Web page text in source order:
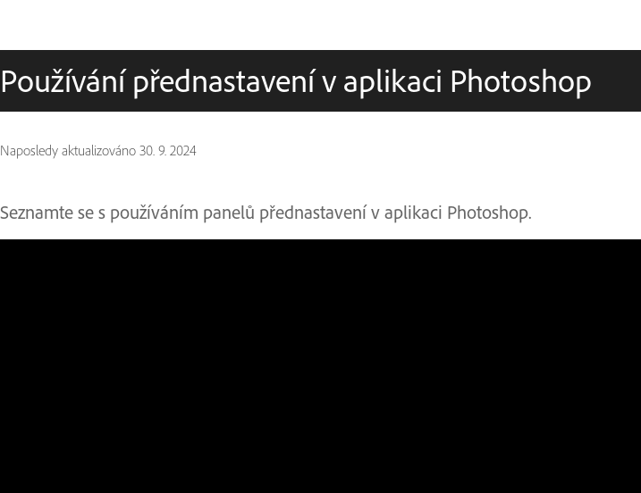
Používání přednastavení v aplikaci Photoshop
Naposledy aktualizováno 30. 9. 2024
Seznamte se s používáním panelů přednastavení v aplikaci Photoshop.